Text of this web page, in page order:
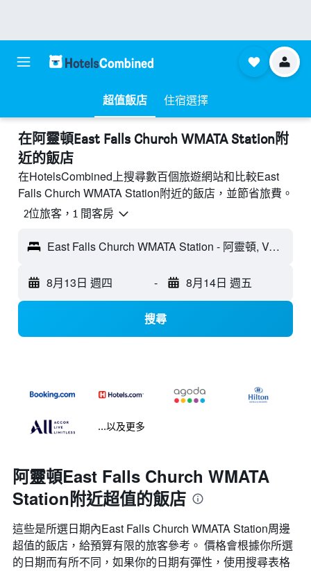
超值飯店 住宿選擇
​在阿靈頓East Falls Church WMATA Station附
近​的飯店
在HotelsCombined上搜尋數百個旅遊網站和比較East
Falls Church WMATA Station附近的飯店，並節省旅費。
2位旅客，1 間客房
East Falls Church WMATA Station - 阿靈頓, VA, 美國
8月13日 週四 - 8月14日 週五
搜尋
...以及更多
阿靈頓East Falls Church WMATA
Station附近超值的飯店
這些是所選日期內East Falls Church WMATA Station​周邊
超值的​飯店，給預算有限的旅客參考。 價格會根據你所選
的日期而有所不同，如果你的日期有彈性，使用搜尋表格